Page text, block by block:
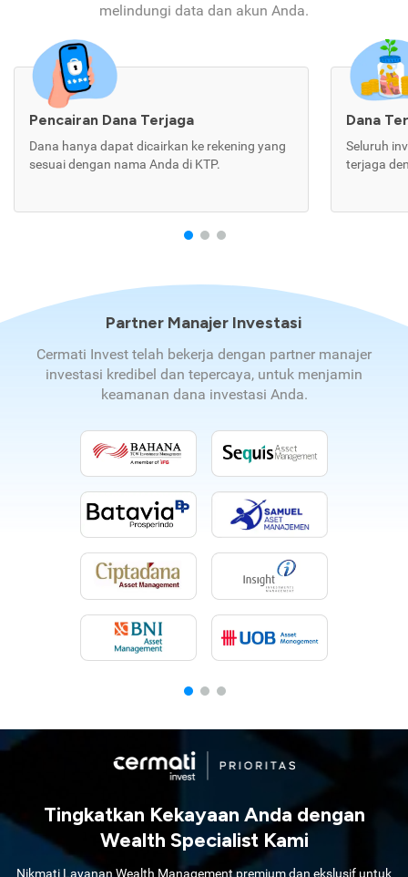
melindungi data dan akun Anda.
Pencairan Dana Terjaga
Dana hanya dapat dicairkan ke rekening yang
sesuai dengan nama Anda di KTP.
Dana
Seluruh
terjaga
Partner Manajer Investasi
Cermati Invest telah bekerja dengan partner manajer
investasi kredibel dan tepercaya, untuk menjamin
keamanan dana investasi Anda.
Tingkatkan Kekayaan Anda dengan
Wealth Specialist Kami
Nikmati Layanan Wealth Management premium dan ekslusif untuk